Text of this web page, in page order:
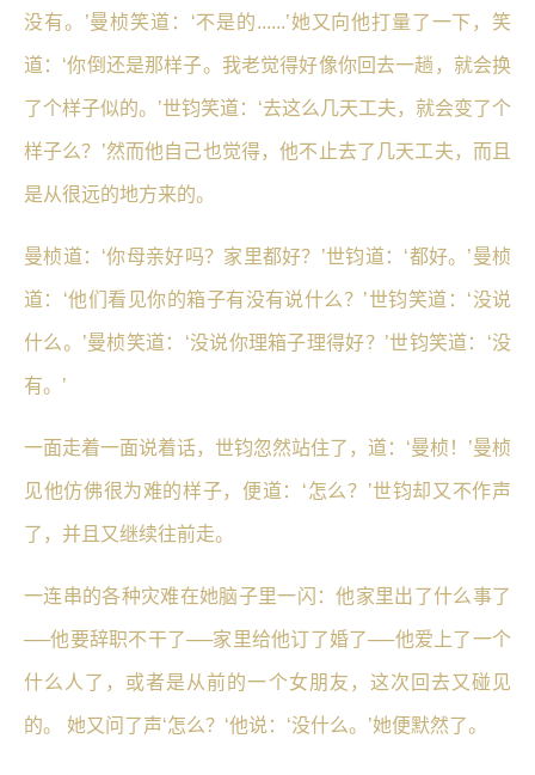
没有。’曼桢笑道：‘不是的......’她又向他打量了一下，笑
道：‘你倒还是那样子。我老觉得好像你回去一趟，就会换
了个样子似的。’世钧笑道：‘去这么几天工夫，就会变了个
样子么？’然而他自己也觉得，他不止去了几天工夫，而且
是从很远的地方来的。
曼桢道：‘你母亲好吗？家里都好？’世钧道：‘都好。’曼桢
道：‘他们看见你的箱子有没有说什么？’世钧笑道：‘没说
什么。’曼桢笑道：‘没说你理箱子理得好？’世钧笑道：‘没
有。’
一面走着一面说着话，世钧忽然站住了，道：‘曼桢！’曼桢
见他仿佛很为难的样子，便道：‘怎么？’世钧却又不作声
了，并且又继续往前走。
一连串的各种灾难在她脑子里一闪：他家里出了什么事了
──他要辞职不干了──家里给他订了婚了──他爱上了一个
什么人了，或者是从前的一个女朋友，这次回去又碰见
的。 她又问了声‘怎么？‘他说：‘没什么。’她便默然了。